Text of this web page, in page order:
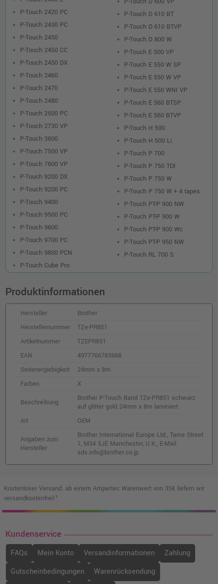
P-Touch 2420 PC
P-Touch 2430 PC
P-Touch 2450
P-Touch 2450 CC
P-Touch 2450 DX
P-Touch 2460
P-Touch 2470
P-Touch 2480
P-Touch 2500 PC
P-Touch 2730 VP
P-Touch 3600
P-Touch 7500 VP
P-Touch 7600 VP
P-Touch 9200 DX
P-Touch 9200 PC
P-Touch 9400
P-Touch 9500 PC
P-Touch 9600
P-Touch 9700 PC
P-Touch 9800 PCN
P-Touch Cube Pro
P-Touch D 610 BT
P-Touch D 610 BTVP
P-Touch D 800 W
P-Touch E 500 VP
P-Touch E 550 W SP
P-Touch E 550 W VP
P-Touch E 550 WNI VP
P-Touch E 560 BTSP
P-Touch E 560 BTVP
P-Touch H 500
P-Touch H 500 Li
P-Touch P 700
P-Touch P 750 TDI
P-Touch P 750 W
P-Touch P 750 W + 4 tapes
P-Touch PT-P 900 NW
P-Touch PT-P 900 W
P-Touch PT-P 900 Wc
P-Touch PT-P 950 NW
P-Touch RL 700 S
Produktinformationen
Hersteller
Brother
Herstellernummer
TZe-PR851
Artikelnummer
TZEPR851
EAN
4977766783668
Seitenergiebigkeit
24mm x 8m
Farben
X
Beschreibung
Brother P-Touch Band TZe-PR851 schwarz
auf glitter gold 24mm x 8m laminiert
Art
OEM
Angaben zum
Hersteller
Brother International Europe Ltd., Tame Street
1, M34 5JE Manchester, U.K., E-Mail:
sds.info@brother.co.jp
Kostenloser Versand: ab einem Ampertec Warenwert von 35€ liefern wir
versandkostenfrei!¹
Kundenservice
FAQs Mein Konto Versandinformationen
Zahlung
Gutscheinbedingungen
Warenrücksendung